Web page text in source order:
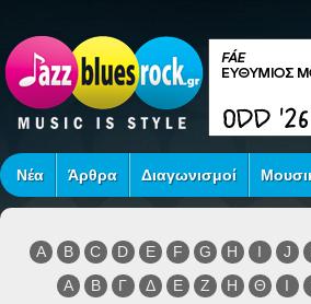
Νέα Άρθρα Διαγωνισμοί
A B C D E F G H I J
Α
Β Γ Δ Ε Ζ Η Θ Ι